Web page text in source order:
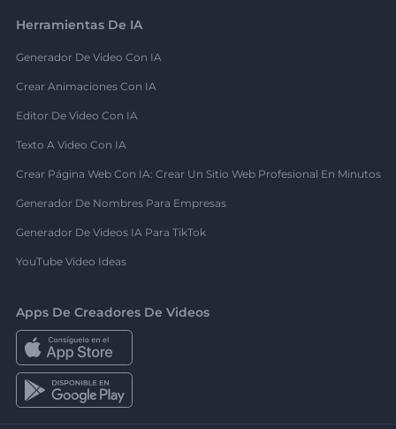
Herramientas De IA
Generador De Video Con IA
Crear Animaciones Con IA
Editor De Video Con IA
Texto A Video Con IA
Crear Página Web Con IA: Crear Un Sitio Web Profesional En Minutos
Generador De Nombres Para Empresas
Generador De Videos IA Para TikTok
YouTube Video Ideas
Apps De Creadores De Videos